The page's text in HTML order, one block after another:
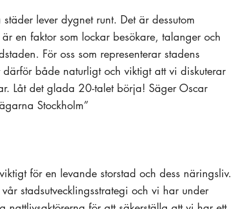
lever dygnet runt. Det är dessutom
en faktor som lockar besökare, talanger och
För oss som representerar stadens
både naturligt och viktigt att vi diskuterar
Låt det glada 20-talet börja! Säger Oscar
Stockholm
för en levande storstad och dess näringsliv.
stadsutvecklingsstrategi och vi har under